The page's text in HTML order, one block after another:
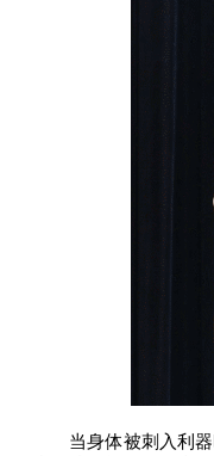
当身体被刺入利器